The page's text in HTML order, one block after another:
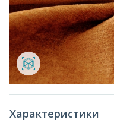
Характеристики